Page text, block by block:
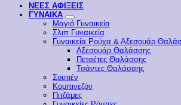
ΝΕΕΣ ΑΦΙΞΕΙΣ
ΓΥΝΑΙΚΑ
Μαγιό Γυναικεία
Σλιπ Γυναικεία
Γυναικεία Ρούχα & Αξεσουάρ
Αξεσουάρ Θαλάσσης
Πετσέτες Θαλάσσης
Τσάντες Θαλάσσης
Σουτιέν
Κομπινεζόν
Πιτζάμες